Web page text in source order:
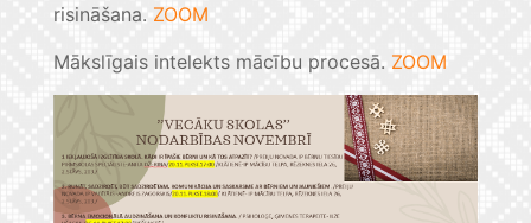
risināšana. ZOOM
Mākslīgais intelekts mācību procesā. ZOOM